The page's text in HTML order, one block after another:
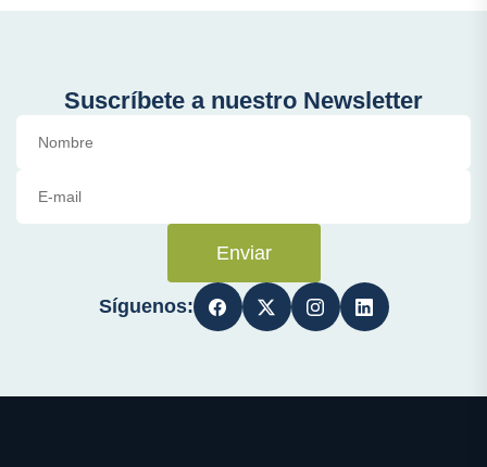
Suscríbete a nuestro Newsletter
Enviar
Síguenos: